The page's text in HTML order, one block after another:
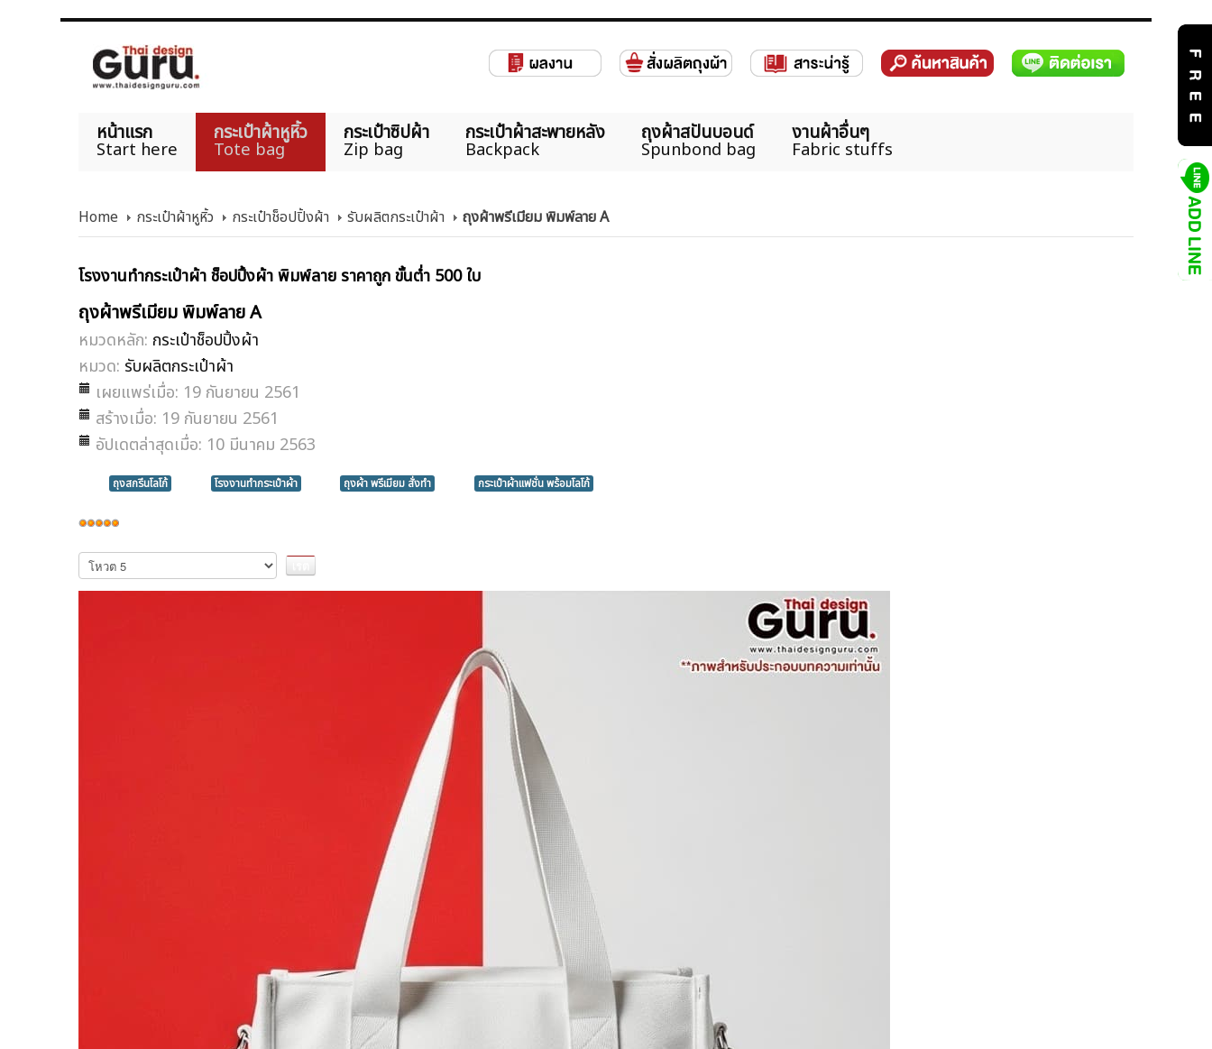
หน้าแรก
Start here
กระเป๋าผ้าหูหิ้ว
Tote bag
กระเป๋าซิปผ้า
Zip bag
กระเป๋าผ้าสะพายหลัง
Backpack
ถุงผ้าสปันบอนด์
Spunbond bag
งานผ้าอื่นๆ
Fabric stuffs
Home กระเป๋าผ้าหูหิ้ว กระเป๋าช็อปปิ้งผ้า รับผลิตกระเป๋าผ้า ถุงผ้าพรีเมียม พิมพ์ลาย A
โรงงานทำกระเป๋าผ้า ช็อปปิ้งผ้า พิมพ์ลาย ราคาถูก ขั้นต่ำ 500 ใบ
ถุงผ้าพรีเมียม พิมพ์ลาย A
หมวดหลัก: กระเป๋าช็อปปิ้งผ้า
หมวด: รับผลิตกระเป๋าผ้า
เผยแพร่เมื่อ: 19 กันยายน 2561
สร้างเมื่อ: 19 กันยายน 2561
อัปเดตล่าสุดเมื่อ: 10 มีนาคม 2563
ถุงสกรีนโลโก้ โรงงานทำกระเป๋าผ้า ถุงผ้า พรีเมียม สั่งทำ กระเป๋าผ้าแฟชั่น พร้อมโลโก้
ให้
เรต
สมาชิก:5/5
กรุณา
ให้
คะแนน